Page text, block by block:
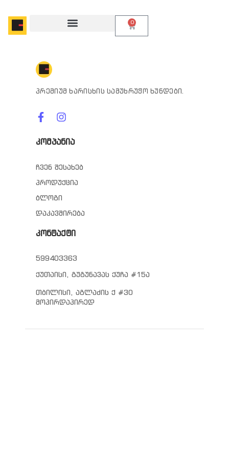
0
პრემიუმ ხარისხის სამუხრუჭო ხუნდები.
კომპანია
ჩვენ შესახებ
პროდუქცია
ბლოგი
დაკავშირება
კონტაქტი
599403363
ქუთაისი, გუგუნავას ქუჩა #15ა
თბილისი, აგლაძის ქ #30
მოპირდაპირედ